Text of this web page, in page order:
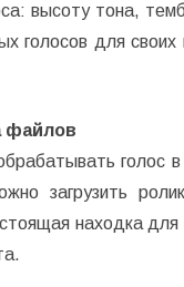
высоту тона,
голосов для
файлов
голос
загрузить
находка